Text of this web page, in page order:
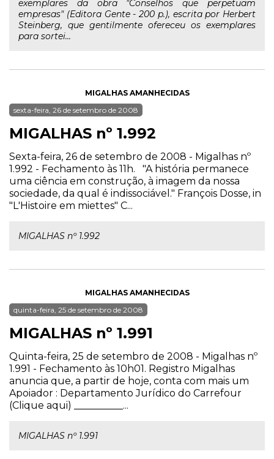
exemplares da obra "Conselhos que perpetuam
empresas" (Editora Gente - 200 p.), escrita por Herbert
Steinberg, que gentilmente ofereceu os exemplares
para sortei...
MIGALHAS AMANHECIDAS
sexta-feira, 26 de setembro de 2008
MIGALHAS nº 1.992
Sexta-feira, 26 de setembro de 2008 - Migalhas nº
1.992 - Fechamento às 11h. "A história permanece
uma ciência em construção, à imagem da nossa
sociedade, da qual é indissociável." François Dosse, in
"L'Histoire em miettes" C...
MIGALHAS nº 1.992
MIGALHAS AMANHECIDAS
quinta-feira, 25 de setembro de 2008
MIGALHAS nº 1.991
Quinta-feira, 25 de setembro de 2008 - Migalhas nº
1.991 - Fechamento às 10h01. Registro Migalhas
anuncia que, a partir de hoje, conta com mais um
Apoiador : Departamento Jurídico do Carrefour
(Clique aqui) __________...
MIGALHAS nº 1.991